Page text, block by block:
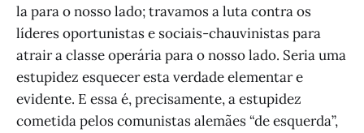
la para o nosso lado; travamos a luta contra os
líderes oportunistas e sociais-chauvinistas para
atrair a classe operária para o nosso lado. Seria uma
estupidez esquecer esta verdade elementar e
evidente. E essa é, precisamente, a estupidez
cometida pelos comunistas alemães “de esquerda”,